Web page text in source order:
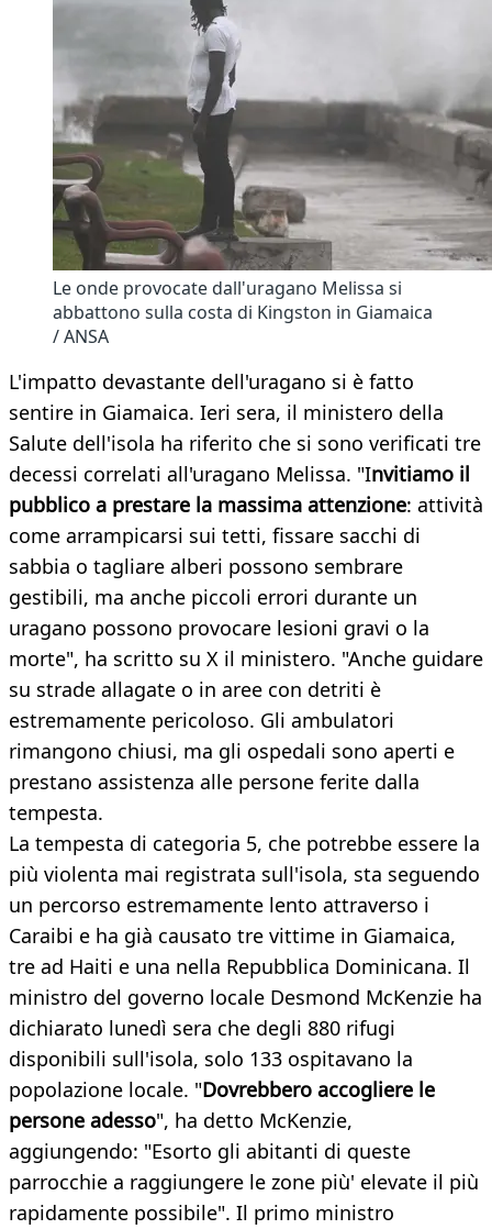
Le onde provocate dall'uragano Melissa si
abbattono sulla costa di Kingston in Giamaica
/ ANSA
L'impatto devastante dell'uragano si è fatto
sentire in Giamaica. Ieri sera, il ministero della
Salute dell'isola ha riferito che si sono verificati tre
decessi correlati all'uragano Melissa. "Invitiamo il
pubblico a prestare la massima attenzione: attività
come arrampicarsi sui tetti, fissare sacchi di
sabbia o tagliare alberi possono sembrare
gestibili, ma anche piccoli errori durante un
uragano possono provocare lesioni gravi o la
morte", ha scritto su X il ministero. "Anche guidare
su strade allagate o in aree con detriti è
estremamente pericoloso. Gli ambulatori
rimangono chiusi, ma gli ospedali sono aperti e
prestano assistenza alle persone ferite dalla
tempesta.
La tempesta di categoria 5, che potrebbe essere la
più violenta mai registrata sull'isola, sta seguendo
un percorso estremamente lento attraverso i
Caraibi e ha già causato tre vittime in Giamaica,
tre ad Haiti e una nella Repubblica Dominicana. Il
ministro del governo locale Desmond McKenzie ha
dichiarato lunedì sera che degli 880 rifugi
disponibili sull'isola, solo 133 ospitavano la
popolazione locale. "Dovrebbero accogliere le
persone adesso", ha detto McKenzie,
aggiungendo: "Esorto gli abitanti di queste
parrocchie a raggiungere le zone più' elevate il più
rapidamente possibile". Il primo ministro